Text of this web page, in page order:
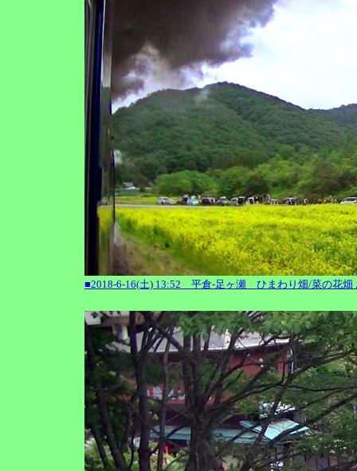
■2018-6-16(土) 13:52 平倉-足ヶ瀬 ひまわり畑/菜の花